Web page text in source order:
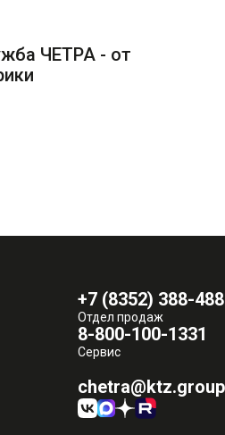
ЧЕТРА - от
+7 (8352) 388-488
Отдел продаж
8-800-100-1331
Сервис
chetra@ktz.group